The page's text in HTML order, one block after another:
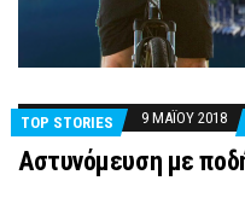
TOP STORIES 9 ΜΑΪ́ΟΥ 2018
Αστυνόμευση με